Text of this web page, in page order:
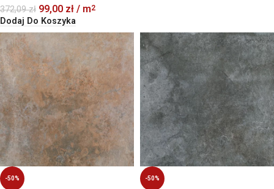
372,09zł 99,00 zł / m2
Dodaj Do Koszyka
-50% -50%